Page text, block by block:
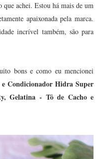
que achei. Estou há mais de um
apaixonada pela marca.
incrível também, são para
bons e como eu mencionei
e Condicionador Hidra Super
Gelatina - Tô de Cacho e